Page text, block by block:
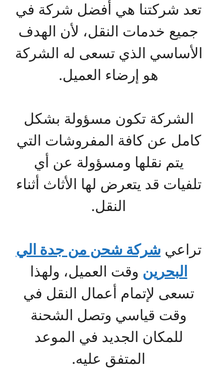
تعد شركتنا هي أفضل شركة في
جميع خدمات النقل، لأن الهدف
الأساسي الذي تسعى له الشركة
هو إرضاء العميل.
الشركة تكون مسؤولة بشكل
كامل عن كافة المفروشات التي
يتم نقلها ومسؤولة عن أي
تلفيات قد يتعرض لها الأثاث أثناء
النقل.
تراعي شركة شحن من جدة الي
البحرين وقت العميل، ولهذا
تسعى لإتمام أعمال النقل في
وقت قياسي وتصل الشحنة
للمكان الجديد في الموعد
المتفق عليه.